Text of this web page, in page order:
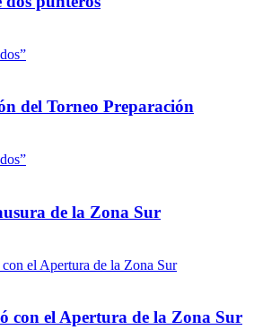
del Torneo Preparación
de la Zona Sur
con el Apertura de la Zona Sur